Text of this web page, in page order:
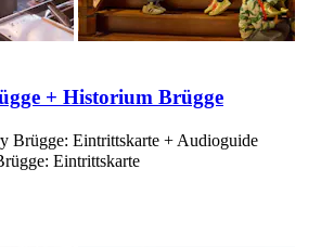
+ Historium Brügge
Brügge: Eintrittskarte + Audioguide
Eintrittskarte